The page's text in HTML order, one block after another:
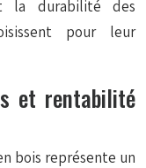
la durabilité des
pour leur
et rentabilité
bois représente un